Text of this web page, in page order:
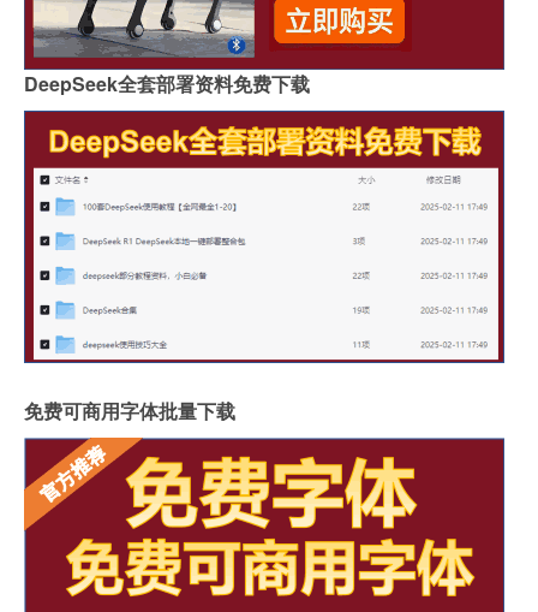
DeepSeek全套部署资料免费下载
免费可商用字体批量下载